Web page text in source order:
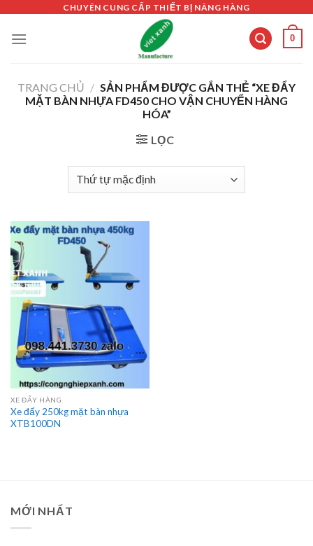
content
CHUYÊN CUNG CẤP THIẾT BỊ NÂNG HÀNG
0
TRANG CHỦ / SẢN PHẨM ĐƯỢC GẮN THẺ “XE ĐẨY
MẶT BÀN NHỰA FD450 CHO VẬN CHUYỂN HÀNG
HÓA”
LỌC
XE ĐẨY HÀNG
Xe đẩy 250kg mặt bàn nhựa
XTB100DN
MỚI NHẤT